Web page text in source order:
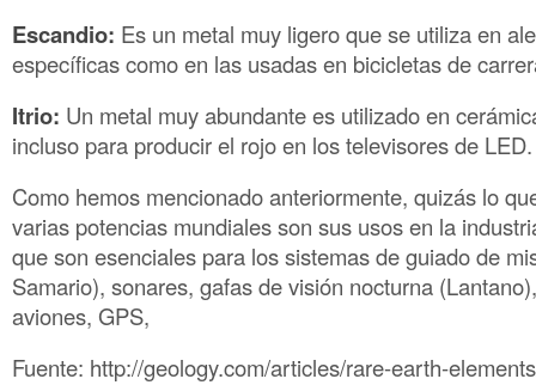
Escandio: Es un metal muy ligero que se utiliza en
específicas como en las usadas en bicicletas de
Itrio: Un metal muy abundante es utilizado en
incluso para producir el rojo en los televisores de LED.
Como hemos mencionado anteriormente, quizás lo
varias potencias mundiales son sus usos en la
que son esenciales para los sistemas de guiado de
Samario), sonares, gafas de visión nocturna
aviones, GPS,
Fuente: http://geology.com/articles/rare-earth-